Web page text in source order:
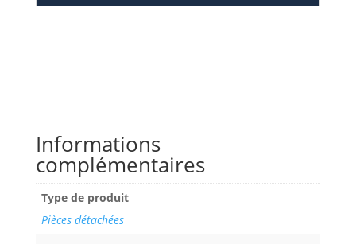
Informations
complémentaires
Type de produit
Pièces détachées